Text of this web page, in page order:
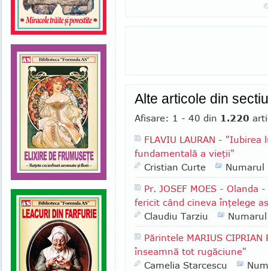
Alte articole din
Afisare: 1 - 40 din 1.220
FLAVIU LAURAN -
fundamentală a vieţii"
Cristian Curte
Numarul
Pr. JOSEF MOES -
fericit când cineva înţelege
Claudiu Tarziu
Părintele MARIUS
înseamnă tot rugăciune"
Camelia Starcescu